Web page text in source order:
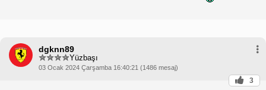
dgknn89
Yüzbaşı
03 Ocak 2024 Çarşamba 16:40:21 (1486 mesaj)
3